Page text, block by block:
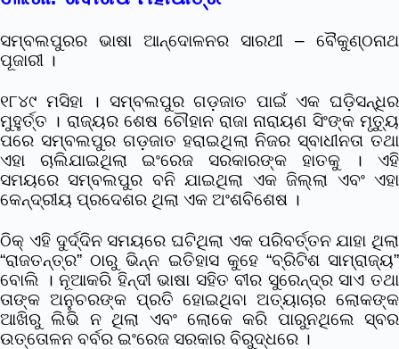
ସମ୍ବଲପୁରର ଭାଷା ଆନ୍ଦୋଳନର ସାରଥୀ – ବୈକୁଣ୍ଠନାଥ
ପୂଜାରୀ ।
୧୮୪୯ ମସିହା ‌। ସମ୍ବଲପୁର ଗଡ଼ଜାତ ପାଇଁ ଏକ ଘଡ଼ିସନ୍ଧିର
ମୁହୁର୍ତ୍ତ । ରାଜ୍ୟର ଶେଷ ଚୌହାନ ରାଜା ନାରାୟଣ ସିଂଙ୍କ ମୃତ୍ୟୁ
ପରେ ସମ୍ବଲପୁର ଗଡ଼ଜାତ ହରାଇଥିଲା ନିଜର ସ୍ବାଧୀନତା ତଥା
ଏହା ଚାଲିଯାଇଥିଲା ଇଂରେଜ ସରକାରଙ୍କ ହାତକୁ । ଏହି
ସମୟରେ ସମ୍ବଲପୁର ବନି ଯାଇଥିଲା ଏକ ଜିଲ୍ଲା ଏବଂ ଏହା
କେନ୍ଦ୍ରୀୟ ପ୍ରଦେଶର ଥିଲା ଏକ ଅଂଶବିଶେଷ ।
ଠିକ୍ ଏହି ଦୁର୍ଦ୍ଦିନ ସମୟରେ ଘଟିଥିଲା ଏକ ପରିବର୍ତ୍ତନ ଯାହା ଥିଲା
“ରାଜତନ୍ତ୍ର” ଠାରୁ ଭିନ୍ନ ଇତିହାସ କୁହେ “ବ୍ରିଟିଶ ସାମ୍ରାଜ୍ୟ”
ବୋଲି । ନୂଆକରି ହିନ୍ଦୀ ଭାଷା ସହିତ ବୀର ସୁରେନ୍ଦ୍ର ସାଏ ତଥା
ତାଙ୍କ ଅନୁଚରଙ୍କ ପ୍ରତି ହୋଇଥିବା ଅତ୍ୟାଚାର ଲୋକଙ୍କ
ଆଖିରୁ ଲିଭି ନ ଥିଲା ଏବଂ ଲୋକେ କରି ପାରୁନଥିଲେ ସ୍ବର
ଉତ୍ତୋଳନ ବର୍ବର ଇଂରେଜ ସରକାର ବିରୁଦ୍ଧରେ ।